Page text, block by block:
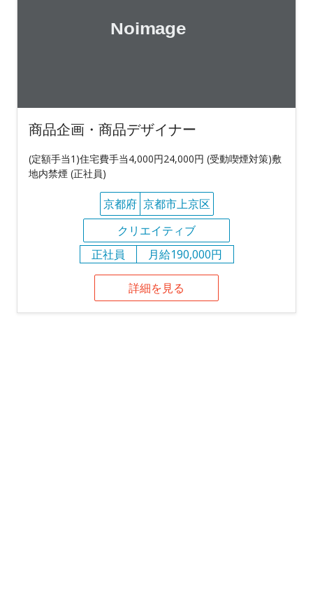
商品企画・商品デザイナー
(定額手当1)住宅費手当4,000円24,000円 (受動喫煙対策)敷
地内禁煙 (正社員)
京都府 京都市上京区
クリエイティブ
正社員
月給190,000円
詳細を見る